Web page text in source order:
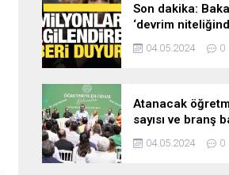
Son dakika:
‘devrim
deyip duyurdu!
Milyonları
04.05.2024 0
Atanacak
sayısı ve branş
kontenjan
pazartesi belli
04.05.2024 0